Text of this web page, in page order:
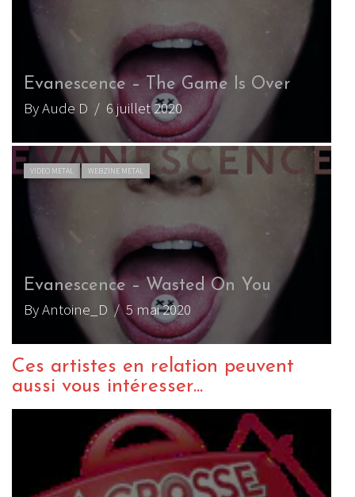
Evanescence – The Game Is Over
By Aude D / 6 juillet 2020
VIDEO METAL WEBZINE METAL
Evanescence – Wasted On You
By Antoine_D / 5 mai 2020
Ces artistes en relation peuvent
aussi vous intéresser...